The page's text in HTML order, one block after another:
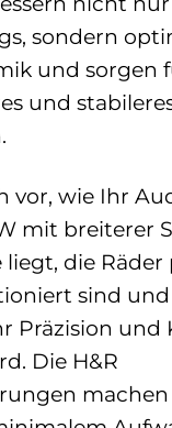
sondern
und sorgen
und
vor, wie Ihr
mit breiterer
liegt, die
sind
Präzision und
Die H&R